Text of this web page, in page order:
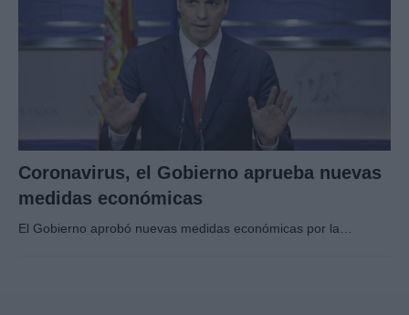
Coronavirus, el Gobierno aprueba nuevas
medidas económicas
El Gobierno aprobó nuevas medidas económicas por la…